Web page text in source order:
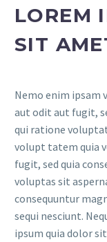
LOREM
SIT
Nemo enim ipsam
aut odit aut fugit,
qui ratione
volupt tatem quia
fugit, sed quia
voluptas sit
consequuntur
sequi nesciunt.
ipsum quia dolor